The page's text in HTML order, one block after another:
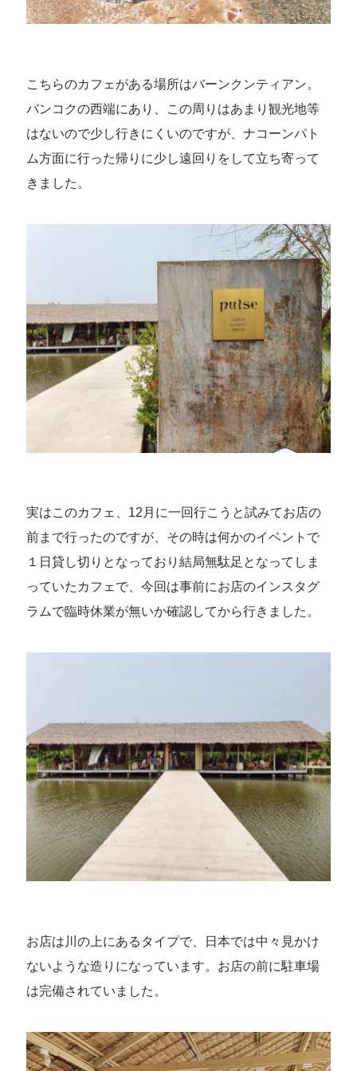
こちらのカフェがある場所はバーンクンティアン。
バンコクの西端にあり、この周りはあまり観光地等
はないので少し行きにくいのですが、ナコーンパト
ム方面に行った帰りに少し遠回りをして立ち寄って
きました。
実はこのカフェ、12月に一回行こうと試みてお店の
前まで行ったのですが、その時は何かのイベントで
１日貸し切りとなっており結局無駄足となってしま
っていたカフェで、今回は事前にお店のインスタグ
ラムで臨時休業が無いか確認してから行きました。
お店は川の上にあるタイプで、日本では中々見かけ
ないような造りになっています。お店の前に駐車場
は完備されていました。